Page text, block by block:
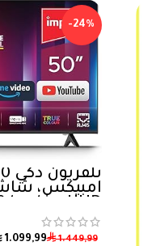
-24%
⃁1.449,99
1.099,99